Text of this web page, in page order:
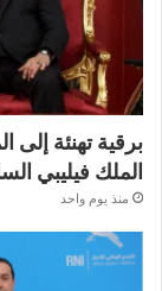
برقية تهنئة
الملك فيليبي
منذ يوم واحد